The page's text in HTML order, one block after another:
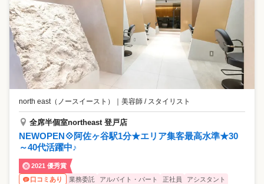
north east（ノースイースト） 美容師 / スタイリスト
全席半個室northeast 登戸店
NEWOPEN💠阿佐ヶ谷駅1分★エリア集客最高水準★30
～40代活躍中♪
2021 優秀賞
口コミあり
業務委託 アルバイト・パート 正社員
アシスタント